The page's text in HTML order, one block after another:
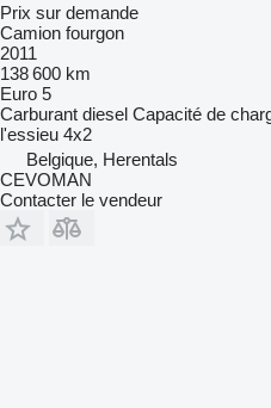
Prix sur demande
Camion fourgon
2011
138 600 km
Euro 5
Carburant diesel Capacité de
l'essieu 4x2
Belgique, Herentals
CEVOMAN
Contacter le vendeur